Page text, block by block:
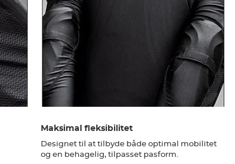
Maksimal fleksibilitet
Designet til at tilbyde både optimal mobilitet
og en behagelig, tilpasset pasform.